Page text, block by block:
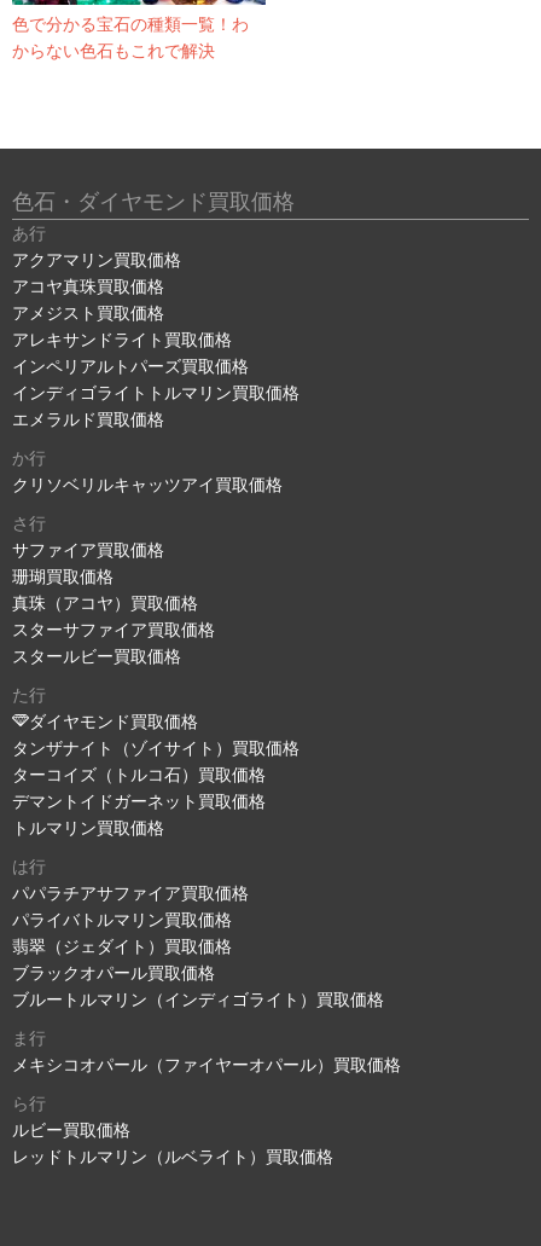
色で分かる宝石の種類一覧！わ
からない色石もこれで解決
色石・ダイヤモンド買取価格
あ行
アクアマリン買取価格
アコヤ真珠買取価格
アメジスト買取価格
アレキサンドライト買取価格
インペリアルトパーズ買取価格
インディゴライトトルマリン買取価格
エメラルド買取価格
か行
クリソベリルキャッツアイ買取価格
さ行
サファイア買取価格
珊瑚買取価格
真珠（アコヤ）買取価格
スターサファイア買取価格
スタールビー買取価格
た行
ダイヤモンド買取価格
タンザナイト（ゾイサイト）買取価格
ターコイズ（トルコ石）買取価格
デマントイドガーネット買取価格
トルマリン買取価格
は行
パパラチアサファイア買取価格
パライバトルマリン買取価格
翡翠（ジェダイト）買取価格
ブラックオパール買取価格
ブルートルマリン（インディゴライト）買取価格
ま行
メキシコオパール（ファイヤーオパール）買取価格
ら行
ルビー買取価格
レッドトルマリン（ルベライト）買取価格